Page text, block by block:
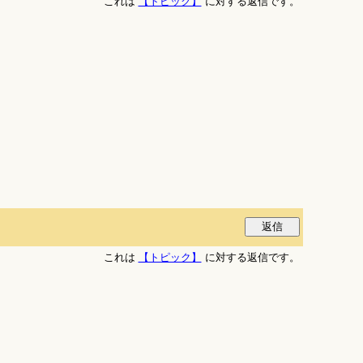
これは 【トピック】 に対する返信です。